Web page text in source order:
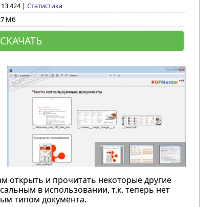
424 | Статистика
Мб
СКАЧАТЬ
открыть и прочитать некоторые другие
в использовании, т.к. теперь нет
типом документа.